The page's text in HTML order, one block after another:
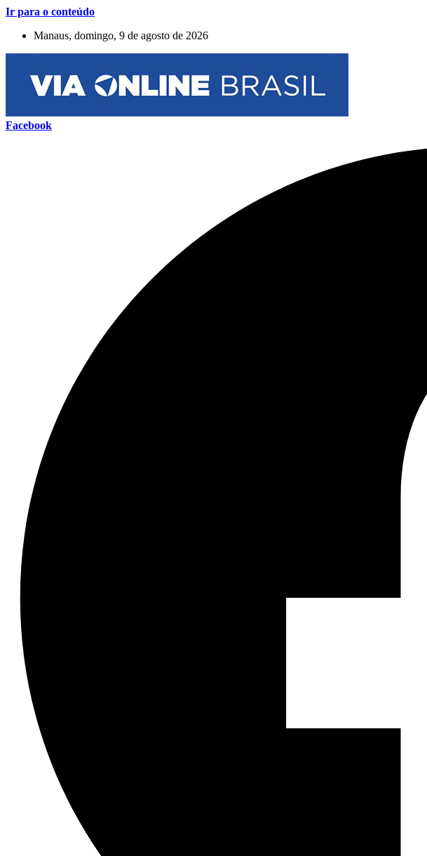
Ir para o conteúdo
Manaus, domingo, 9 de agosto de 2026
Facebook